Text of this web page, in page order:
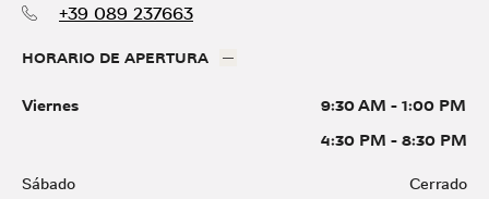
+39 089 237663
HORARIO DE APERTURA
Viernes 9:30 AM - 1:00 PM
4:30 PM - 8:30 PM
Sábado
Cerrado